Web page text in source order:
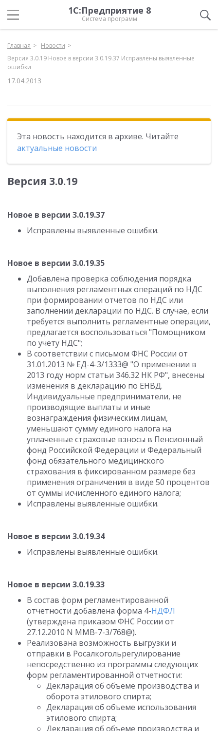
1С:Предприятие 8
Система программ
Главная
Новости
Версия 3.0.19 Новое в версии 3.0.19.37 Исправлены выявленные
ошибки
17.04.2013
Эта новость находится в архиве. Читайте
актуальные новости
Версия 3.0.19
Новое в версии 3.0.19.37
Исправлены выявленные ошибки.
Новое в версии 3.0.19.35
Добавлена проверка соблюдения порядка
выполнения регламентных операций по НДС
при формировании отчетов по НДС или
заполнении декларации по НДС. В случае, если
требуется выполнить регламентные операции,
предлагается воспользоваться "Помощником
по учету НДС";
В соответствии с письмом ФНС России от
31.01.2013 № ЕД-4-3/1333@ "О применении в
2013 году норм статьи 346.32 НК РФ", внесены
изменения в декларацию по ЕНВД.
Индивидуальные предприниматели, не
производящие выплаты и иные
вознаграждения физическим лицам,
уменьшают сумму единого налога на
уплаченные страховые взносы в Пенсионный
фонд Российской Федерации и Федеральный
фонд обязательного медицинского
страхования в фиксированном размере без
применения ограничения в виде 50 процентов
от суммы исчисленного единого налога;
Исправлены выявленные ошибки.
Новое в версии 3.0.19.34
Исправлены выявленные ошибки.
Новое в версии 3.0.19.33
В состав форм регламентированной
отчетности добавлена форма 4-НДФЛ
(утверждена приказом ФНС России от
27.12.2010 N ММВ-7-3/768@).
Реализована возможность выгрузки и
отправки в Росалкогольрегулирование
непосредственно из программы следующих
форм регламентированной отчетности:
Декларация об объеме производства и
оборота этилового спирта;
Декларация об объеме использования
этилового спирта;
Декларация об объеме производства и